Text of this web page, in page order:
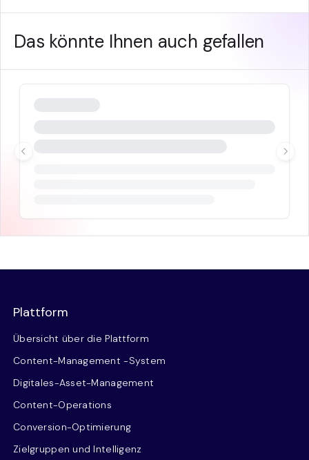
Das könnte Ihnen auch gefallen
Plattform
Übersicht über die Plattform
Content-Management -System
Digitales-Asset-Management
Content-Operations
Conversion-Optimierung
Zielgruppen und Intelligenz